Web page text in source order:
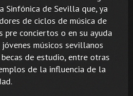
Sinfónica de Sevilla que, ya
de ciclos de música de
pre conciertos o en su ayuda
músicos sevillanos
de estudio, entre otras
de la influencia de la